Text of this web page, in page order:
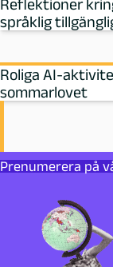
Reflektioner
språklig
Roliga AI-
sommarlovet
Prenumerera på